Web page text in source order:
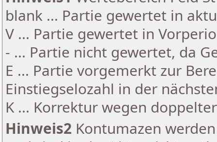
blank ... Partie gewertet in
V ... Partie gewertet in
- ... Partie nicht gewertet, da
E ... Partie vorgemerkt zur
Einstiegselozahl in der
K ... Korrektur wegen
Hinweis2 Kontumazen